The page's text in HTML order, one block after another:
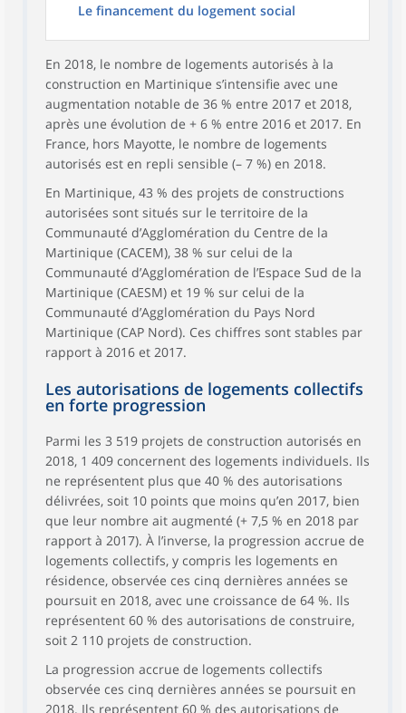
Le financement du logement social
En 2018, le nombre de logements autorisés à la
construction en Martinique s’intensifie avec une
augmentation notable de 36 % entre 2017 et 2018,
après une évolution de + 6 % entre 2016 et 2017. En
France, hors Mayotte, le nombre de logements
autorisés est en repli sensible (– 7 %) en 2018.
En Martinique, 43 % des projets de constructions
autorisées sont situés sur le territoire de la
Communauté d’Agglomération du Centre de la
Martinique (CACEM), 38 % sur celui de la
Communauté d’Agglomération de l’Espace Sud de la
Martinique (CAESM) et 19 % sur celui de la
Communauté d’Agglomération du Pays Nord
Martinique (CAP Nord). Ces chiffres sont stables par
rapport à 2016 et 2017.
Les autorisations de logements collectifs
en forte progression
Parmi les 3 519 projets de construction autorisés en
2018, 1 409 concernent des logements individuels. Ils
ne représentent plus que 40 % des autorisations
délivrées, soit 10 points que moins qu’en 2017, bien
que leur nombre ait augmenté (+ 7,5 % en 2018 par
rapport à 2017). À l’inverse, la progression accrue de
logements collectifs, y compris les logements en
résidence, observée ces cinq dernières années se
poursuit en 2018, avec une croissance de 64 %. Ils
représentent 60 % des autorisations de construire,
soit 2 110 projets de construction.
La progression accrue de logements collectifs
observée ces cinq dernières années se poursuit en
2018. Ils représentent 60 % des autorisations de